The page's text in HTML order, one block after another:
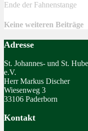
Ende der Fahnenstange
Keine weiteren Beiträge
Adresse
St. Johannes- und St.
e.V.
Herr Markus Discher
Wiesenweg 3
33106 Paderborn
Kontakt